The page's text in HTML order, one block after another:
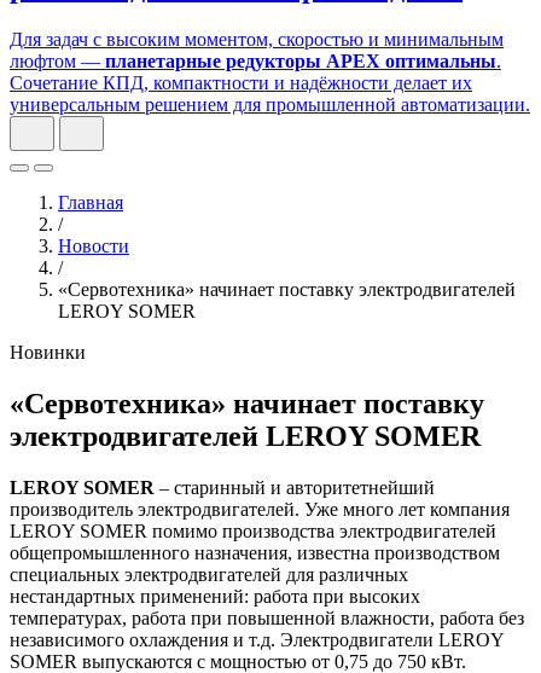
Для задач с высоким моментом, скоростью и минимальным
люфтом — планетарные редукторы APEX оптимальны.
Сочетание КПД, компактности и надёжности делает их
универсальным решением для промышленной автоматизации.
Главная
/
Новости
/
«Сервотехника» начинает поставку электродвигателей
LEROY SOMER
Новинки
«Сервотехника» начинает поставку
электродвигателей LEROY SOMER
LEROY SOMER – старинный и авторитетнейший
производитель электродвигателей. Уже много лет компания
LEROY SOMER помимо производства электродвигателей
общепромышленного назначения, известна производством
специальных электродвигателей для различных
нестандартных применений: работа при высоких
температурах, работа при повышенной влажности, работа без
независимого охлаждения и т.д. Электродвигатели LEROY
SOMER выпускаются с мощностью от 0,75 до 750 кВт.